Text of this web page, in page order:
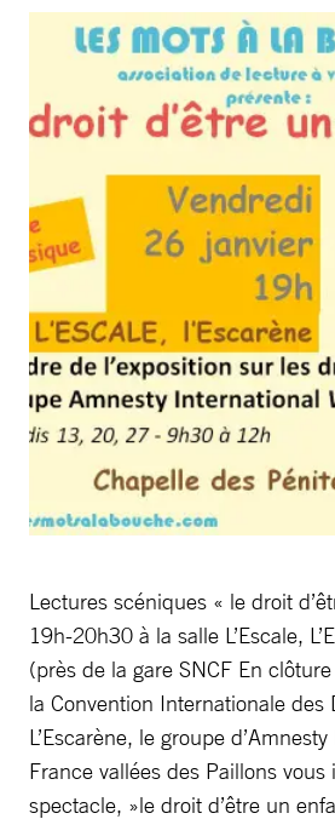
Lectures scéniques « le droit
19h-20h30 à la salle L’Escale,
(près de la gare SNCF En
la Convention Internationale des
L’Escarène, le groupe
France vallées des Paillons vous
spectacle, »le droit d’être un